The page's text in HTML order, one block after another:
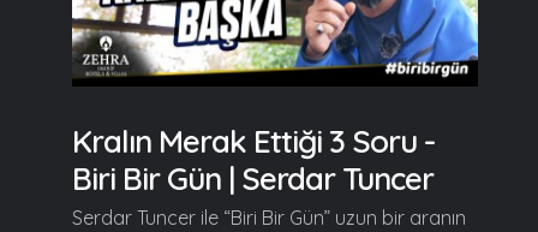
Kralın Merak Ettiği 3 Soru -
Biri Bir Gün | Serdar Tuncer
Serdar Tuncer ile “Biri Bir Gün” uzun bir aranın